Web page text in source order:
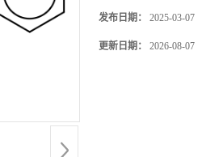
发布日期： 2025-03-07
更新日期： 2026-08-07